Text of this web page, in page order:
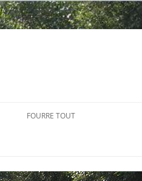
FOURRE TOUT